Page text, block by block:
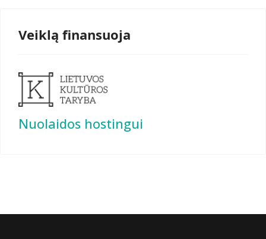
Veiklą finansuoja
Nuolaidos hostingui